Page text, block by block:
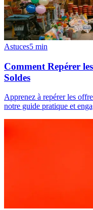
Astuces5 min
Comment Repérer
Soldes
Apprenez à repérer les
notre guide pratique et